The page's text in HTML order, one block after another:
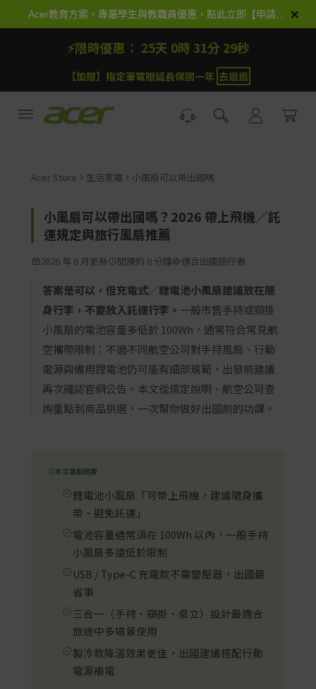
到
×
⚡限時優惠： 25天 0時 31分 28秒
【加抽】全館Acer商品登錄再抽iPhone 18試運氣
Acer Store 生活家電 小風扇可以帶出國嗎
小風扇可以帶出國嗎？2026 帶上飛機／託
運規定與旅行風扇推薦
2026 年 6 月更新 閱讀約 8 分鐘 適合出國旅行者
答案是可以，但充電式／鋰電池小風扇建議放在隨
身行李，不要放入託運行李。 一般市售手持或頸掛
小風扇的電池容量多低於 100Wh，通常符合常見航
空攜帶限制；不過不同航空公司對手持風扇、行動
電源與備用鋰電池仍可能有細部規範，出發前建議
再次確認官網公告。本文從規定說明、航空公司查
詢重點到商品挑選，一次幫你做好出國前的功課。
本文重點摘要
鋰電池小風扇「可帶上飛機，建議隨身攜
帶、避免託運」
電池容量通常須在 100Wh 以內，一般手持
小風扇多遠低於限制
USB / Type-C 充電款不需變壓器，出國最
省事
三合一（手持、頸掛、桌立）設計最適合
旅途中多場景使用
製冷款降溫效果更佳，出國建議搭配行動
電源補電